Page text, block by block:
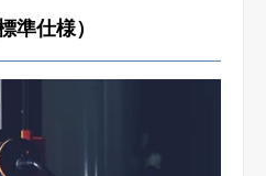
準仕様）